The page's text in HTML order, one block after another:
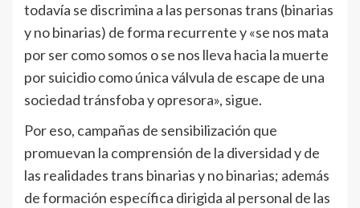
todavía se discrimina a las personas trans (binarias
y no binarias) de forma recurrente y «se nos mata
por ser como somos o se nos lleva hacia la muerte
por suicidio como única válvula de escape de una
sociedad tránsfoba y opresora», sigue.
Por eso, campañas de sensibilización que
promuevan la comprensión de la diversidad y de
las realidades trans binarias y no binarias; además
de formación específica dirigida al personal de las